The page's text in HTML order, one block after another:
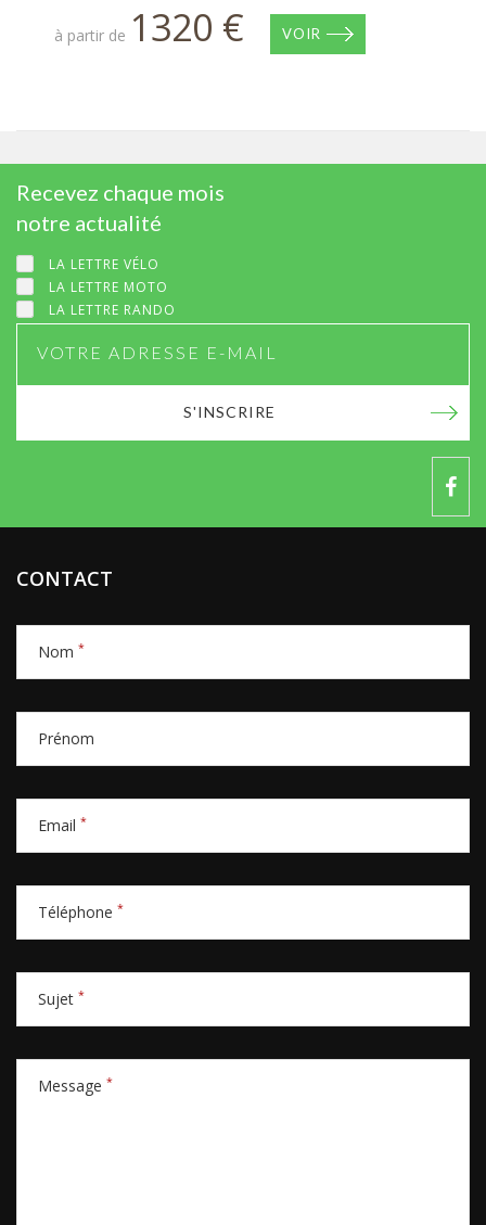
à partir de 1320 € VOIR
Recevez chaque mois
notre actualité
LA LETTRE VÉLO
LA LETTRE MOTO
LA LETTRE RANDO
S'INSCRIRE
CONTACT
Nom *
Prénom
Email *
Téléphone *
Sujet *
Message *